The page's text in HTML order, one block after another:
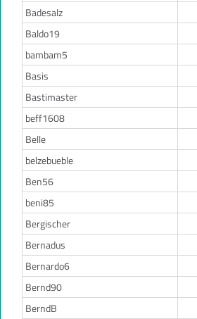
Badesalz
Baldo19
bambam5
Basis
Bastimaster
beff1608
Belle
belzebueble
Ben56
beni85
Bergischer
Bernadus
Bernardo6
Bernd90
BerndB